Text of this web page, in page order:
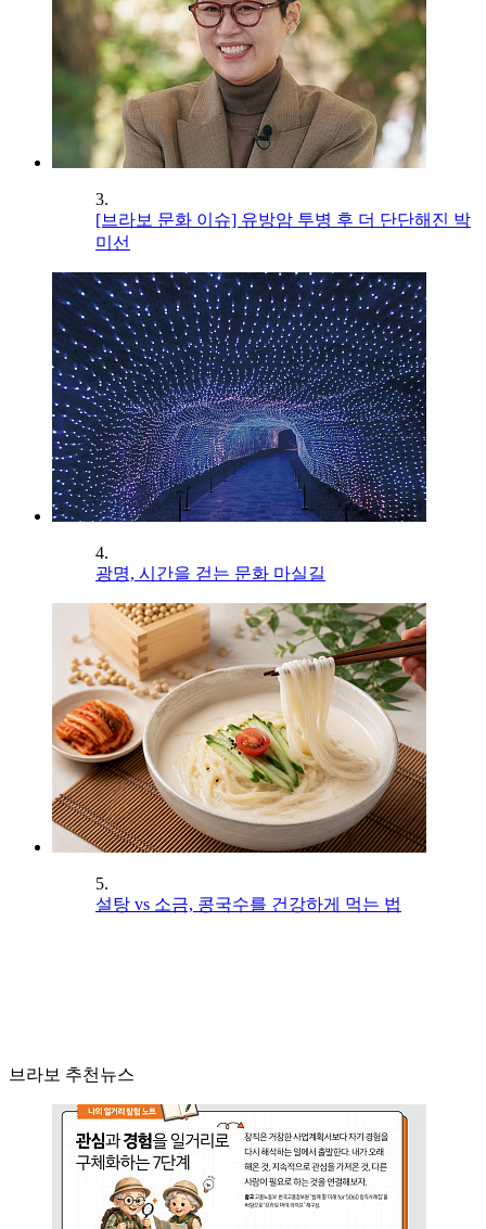
3.
[브라보 문화 이슈] 유방암 투병 후 더 단단해진 박
미선
4.
광명, 시간을 걷는 문화 마실길
5.
설탕 vs 소금, 콩국수를 건강하게 먹는 법
브라보 추천뉴스